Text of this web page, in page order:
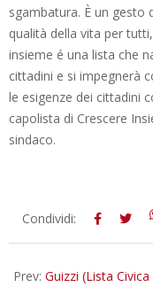
sgambatura. È un gesto
qualità della vita per
insieme é una lista che
cittadini e si impegnerà
le esigenze dei cittadini
capolista di Crescere
sindaco.
2018-
Condividi:
Prev: Guizzi (Lista